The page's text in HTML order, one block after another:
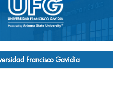
Francisco Gavidia